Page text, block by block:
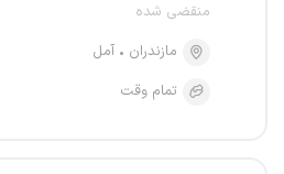
منقضی شده
مازندران
آمل
تمام وقت